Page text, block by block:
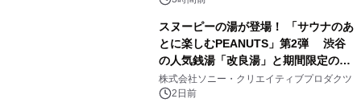
スヌーピーの湯が登場！ 「サウナのあ
とに楽しむPEANUTS」第2弾 渋谷
の人気銭湯「改良湯」と期間限定のコ
ラボレーション サウナイキタイコラ
ボグッズも発売決定！
株式会社ソニー・クリエイティブプロダクツ
2日前